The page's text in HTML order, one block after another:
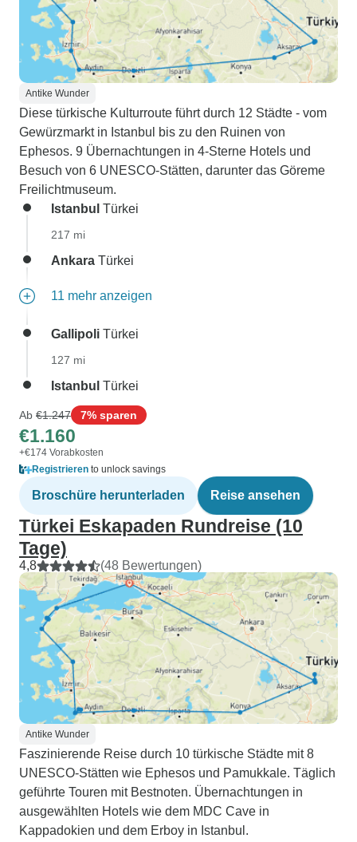
Antike Wunder
Diese türkische Kulturroute führt durch 12 Städte - vom
Gewürzmarkt in Istanbul bis zu den Ruinen von
Ephesos. 9 Übernachtungen in 4-Sterne Hotels und
Besuch von 6 UNESCO-Stätten, darunter das Göreme
Freilichtmuseum.
Istanbul Türkei
217 mi
Ankara Türkei
11 mehr anzeigen
Gallipoli Türkei
127 mi
Istanbul Türkei
Ab €1.247 7% sparen
€1.160
+€174 Vorabkosten
Registrieren to unlock savings
Broschüre herunterladen Reise ansehen
Türkei Eskapaden Rundreise (10
Tage)
4,8 (48 Bewertungen)
Antike Wunder
Faszinierende Reise durch 10 türkische Städte mit 8
UNESCO-Stätten wie Ephesos und Pamukkale. Täglich
geführte Touren mit Bestnoten. Übernachtungen in
ausgewählten Hotels wie dem MDC Cave in
Kappadokien und dem Erboy in Istanbul.